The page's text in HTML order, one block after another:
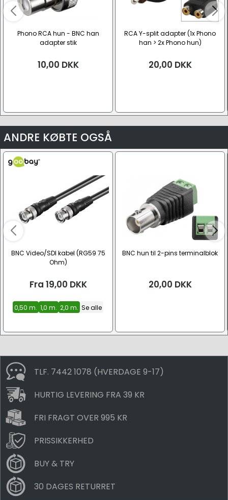
Phono RCA hun - BNC han
adapter stik
10,00 DKK
RCA Y-split adapter (1x Phono
han > 2x Phono hun)
20,00 DKK
ANDRE KØBTE OGSÅ
BNC Video/SDI kabel (RG59 75
Ohm)
Fra 19,00 DKK
0,50 m. 1,0 m. 2,0 m. Se alle
BNC hun til 2-pins terminalblok
20,00 DKK
TLF. 7442 1078 (HVERDAGE 9-17)
HURTIG LEVERING FRA 39 KR
FRI FRAGT OVER 995 KR
PRISSIKKERHED
BUY & TRY
30 DAGES RETURRET